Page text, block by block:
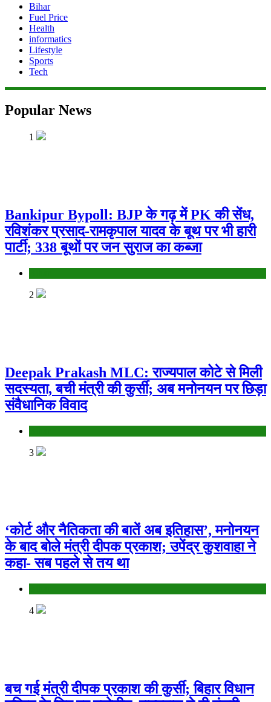
Bihar
Fuel Price
Health
informatics
Lifestyle
Sports
Tech
Popular News
1
Bankipur Bypoll: BJP के गढ़ में PK की सेंध,
रविशंकर प्रसाद-रामकृपाल यादव के बूथ पर भी हारी
पार्टी; 338 बूथों पर जन सुराज का कब्जा
2
Deepak Prakash MLC: राज्यपाल कोटे से मिली
सदस्यता, बची मंत्री की कुर्सी; अब मनोनयन पर छिड़ा
संवैधानिक विवाद
3
‘कोर्ट और नैतिकता की बातें अब इतिहास’, मनोनयन
के बाद बोले मंत्री दीपक प्रकाश; उपेंद्र कुशवाहा ने
कहा- सब पहले से तय था
4
बच गई मंत्री दीपक प्रकाश की कुर्सी; बिहार विधान